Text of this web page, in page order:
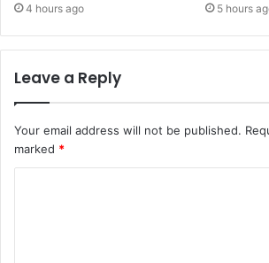
4 hours ago 5 hours
Leave a Reply
Your email address will not be published.
marked *